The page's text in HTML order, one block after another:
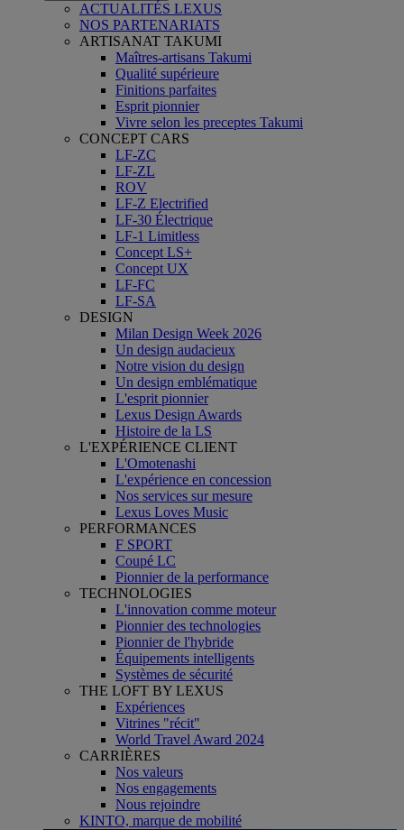
ACTUALITÉS LEXUS
NOS PARTENARIATS
ARTISANAT TAKUMI
Maîtres-artisans Takumi
Qualité supérieure
Finitions parfaites
Esprit pionnier
Vivre selon les preceptes Takumi
CONCEPT CARS
LF-ZC
LF-ZL
ROV
LF-Z Electrified
LF-30 Électrique
LF-1 Limitless
Concept LS+
Concept UX
LF-FC
LF-SA
DESIGN
Milan Design Week 2026
Un design audacieux
Notre vision du design
Un design emblématique
L'esprit pionnier
Lexus Design Awards
Histoire de la LS
L'EXPÉRIENCE CLIENT
L'Omotenashi
L'expérience en concession
Nos services sur mesure
Lexus Loves Music
PERFORMANCES
F SPORT
Coupé LC
Pionnier de la performance
TECHNOLOGIES
L'innovation comme moteur
Pionnier des technologies
Pionnier de l'hybride
Équipements intelligents
Systèmes de sécurité
THE LOFT BY LEXUS
Expériences
Vitrines "récit"
World Travel Award 2024
CARRIÈRES
Nos valeurs
Nos engagements
Nous rejoindre
KINTO, marque de mobilité